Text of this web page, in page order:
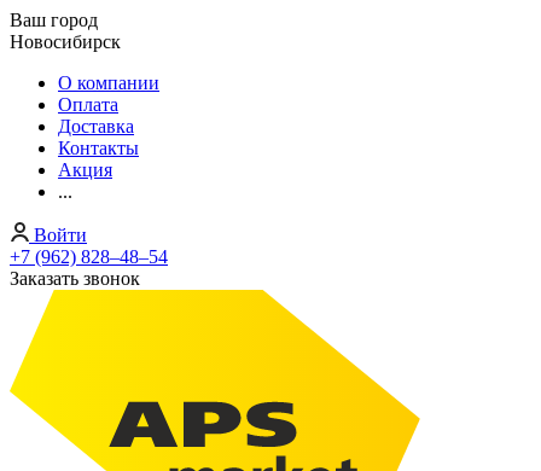
Ваш город
Новосибирск
О компании
Оплата
Доставка
Контакты
Акция
...
Войти
+7 (962) 828‒48‒54
Заказать звонок